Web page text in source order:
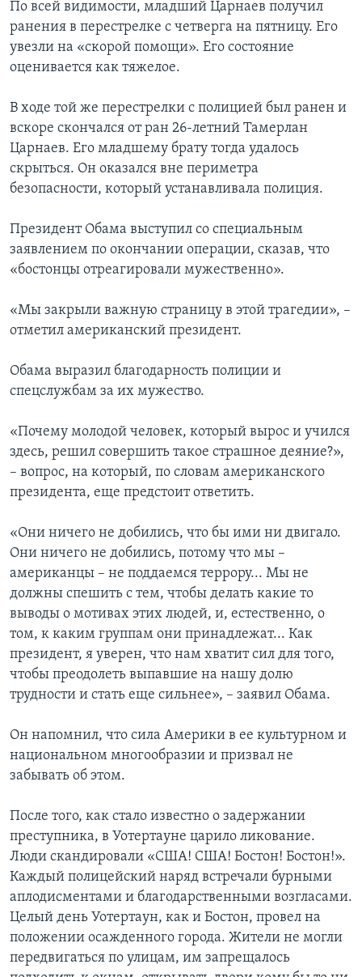
По всей видимости, младший Царнаев получил
ранения в перестрелке с четверга на пятницу. Его
увезли на «скорой помощи». Его состояние
оценивается как тяжелое.
В ходе той же перестрелки с полицией был ранен и
вскоре скончался от ран 26-летний Тамерлан
Царнаев. Его младшему брату тогда удалось
скрыться. Он оказался вне периметра
безопасности, который устанавливала полиция.
Президент Обама выступил со специальным
заявлением по окончании операции, сказав, что
«бостонцы отреагировали мужественно».
«Мы закрыли важную страницу в этой трагедии», –
отметил американский президент.
Обама выразил благодарность полиции и
спецслужбам за их мужество.
«Почему молодой человек, который вырос и учился
здесь, решил совершить такое страшное деяние?»,
– вопрос, на который, по словам американского
президента, еще предстоит ответить.
«Они ничего не добились, что бы ими ни двигало.
Они ничего не добились, потому что мы –
американцы – не поддаемся террору... Мы не
должны спешить с тем, чтобы делать какие то
выводы о мотивах этих людей, и, естественно, о
том, к каким группам они принадлежат... Как
президент, я уверен, что нам хватит сил для того,
чтобы преодолеть выпавшие на нашу долю
трудности и стать еще сильнее», – заявил Обама.
Он напомнил, что сила Америки в ее культурном и
национальном многообразии и призвал не
забывать об этом.
После того, как стало известно о задержании
преступника, в Уотертауне царило ликование.
Люди скандировали «США! США! Бостон! Бостон!».
Каждый полицейский наряд встречали бурными
аплодисментами и благодарственными возгласами.
Целый день Уотертаун, как и Бостон, провел на
положении осажденного города. Жители не могли
передвигаться по улицам, им запрещалось